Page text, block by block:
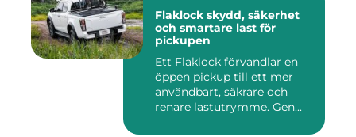
Flaklock skydd, säkerhet
och smartare last för
pickupen
Ett Flaklock förvandlar en
öppen pickup till ett mer
användbart, säkrare och
renare lastutrymme. Gen...